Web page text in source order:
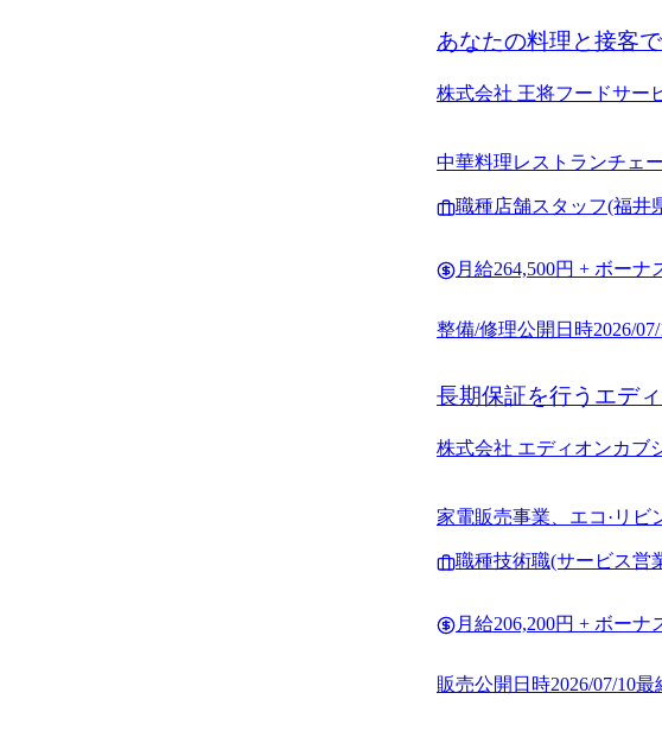
あなたの料理と接客
株式会社 王将フードサー
中華料理レストランチェ
職種店舗スタッフ(福井
月給264,500円 + ボーナ
整備/修理公開日時2026/
長期保証を行うエデ
株式会社 エディオンカブ
家電販売事業、エコ·リ
職種技術職(サービス営
月給206,200円 + ボーナ
販売公開日時2026/07/10最